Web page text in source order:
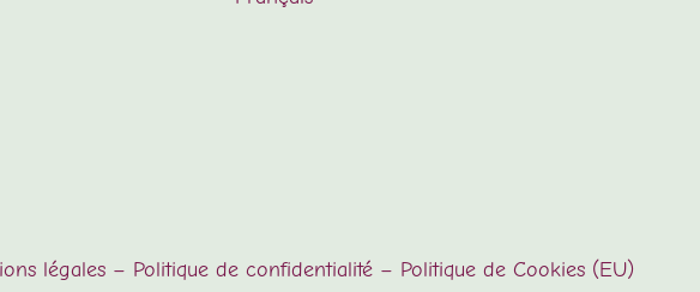
légales– Politique de confidentialité– Politique de Cookies (EU)